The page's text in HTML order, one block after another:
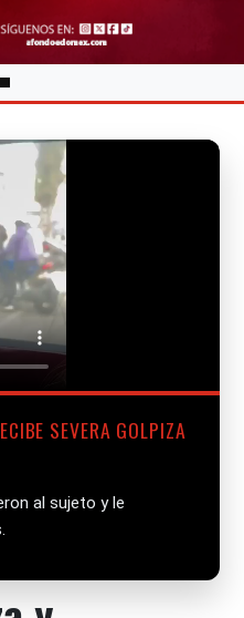
SEVERA GOLPIZA
al sujeto y le